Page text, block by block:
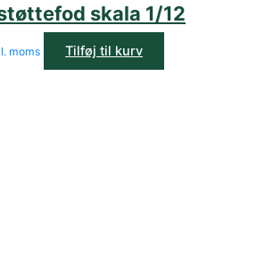
skala 1/12
moms Tilføj til kurv